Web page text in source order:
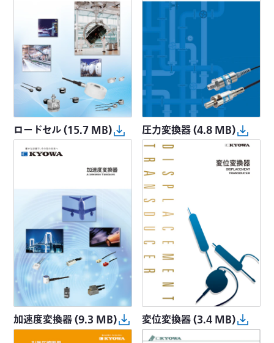
ロードセル(15.7 MB) 圧力変換器(4.8 MB)
加速度変換器(9.3 MB) 変位変換器(3.4 MB)